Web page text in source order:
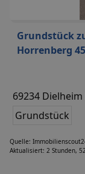
Grundstück
Horrenberg
69234
Grundstück
Quelle:
Aktualisiert: 2 Stunden,